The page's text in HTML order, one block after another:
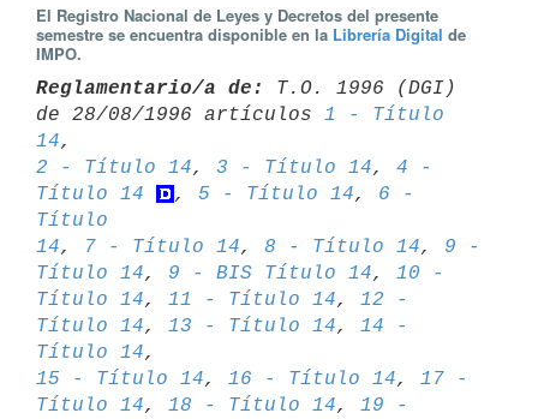
El Registro Nacional de Leyes y Decretos del presente
semestre se encuentra disponible en la Librería Digital de
IMPO.
Reglamentario/a de:
T.O. 1996 (DGI)
de 28/08/1996 artículos 1 - Título
14
2 - Título 14, 3 - Título 14, 4 -
Título 14
, 5 - Título 14, 6 -
Título
14, 7 - Título 14, 8 - Título 14, 9 -
Título 14, 9 - BIS Título 14, 10 -
Título 14, 11 - Título 14, 12 -
Título 14, 13 - Título 14, 14 -
Título 14
15 - Título 14, 16 - Título 14, 17 -
Título 14, 18 - Título 14, 19 -